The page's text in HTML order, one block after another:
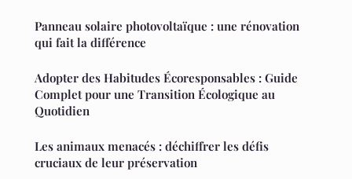
Panneau solaire photovoltaïque : une rénovation
qui fait la différence
Adopter des Habitudes Écoresponsables : Guide
Complet pour une Transition Écologique au
Quotidien
Les animaux menacés : déchiffrer les défis
cruciaux de leur préservation